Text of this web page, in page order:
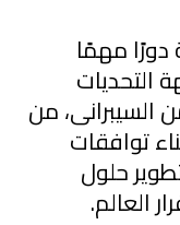
دورًا مهمًا
التحديات
السيبرانى، من
توافقات
حلول
العالم.